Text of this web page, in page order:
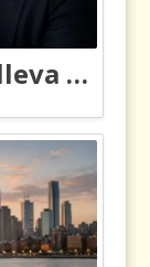
Carlos Manuel Vesga lleva el nombre de Colombia a los Emmy